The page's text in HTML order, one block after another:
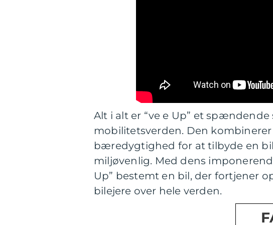
Alt i alt er “ve e Up” et
mobilitetsverden. Den
bæredygtighed for at tilbyde en
miljøvenlig. Med dens
Up” bestemt en bil, der fortjener
bilejere over hele verden.